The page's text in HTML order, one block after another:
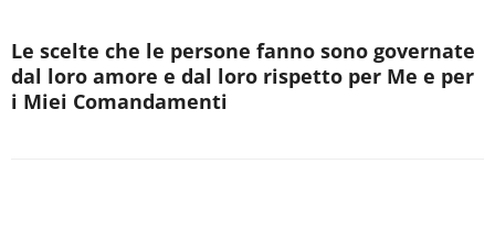
Le scelte che le persone fanno sono governate
dal loro amore e dal loro rispetto per Me e per
i Miei Comandamenti